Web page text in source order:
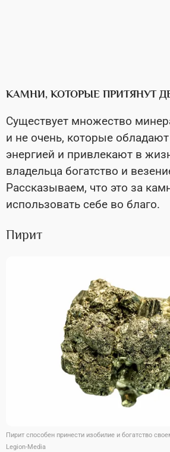
КАМНИ, КОТОРЫЕ ПРИТЯНУТ
Существует множество
и не очень, которые
энергией и привлекают в
владельца богатство и
Рассказываем, что это за
использовать себе во благо.
Пирит
Пирит способен принести изобилие и богатство
Legion-Media